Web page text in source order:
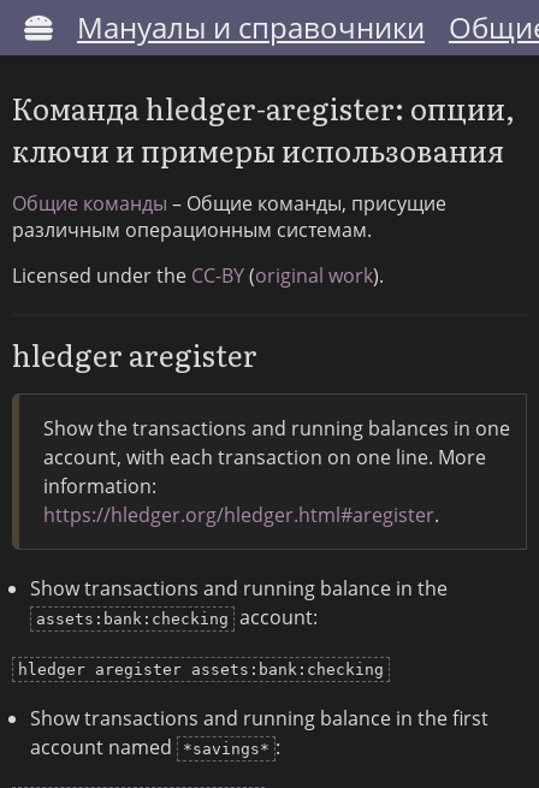
Мануалы и справочники
Команда hledger-aregister: опции,
ключи и примеры использования
Общие команды – Общие команды, присущие
различным операционным системам.
Licensed under the CC-BY(original work).
hledger aregister
Show the transactions and running balances in one
account, with each transaction on one line. More
information:
https://hledger.org/hledger.html#aregister.
Show transactions and running balance in the
assets:bank:checking account:
hledger aregister assets:bank:checking
Show transactions and running balance in the first
account named
*savings* :